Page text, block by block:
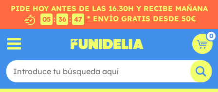
PIDE HOY ANTES DE LAS 16.30H Y RECIBE MAÑANA
05 : 36 : 46 * ENVÍO GRATIS DESDE 50€
0